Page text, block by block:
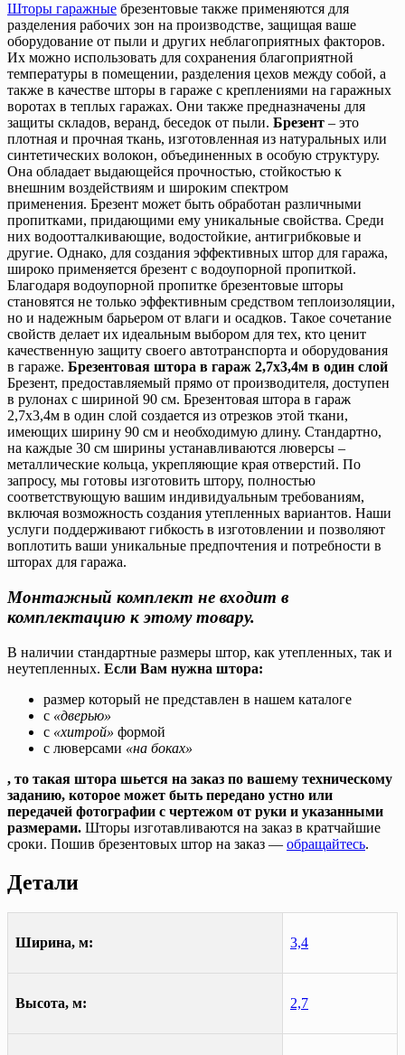
Шторы гаражные брезентовые также применяются для
разделения рабочих зон на производстве, защищая ваше
оборудование от пыли и других неблагоприятных факторов.
Их можно использовать для сохранения благоприятной
температуры в помещении, разделения цехов между собой, а
также в качестве шторы в гараже с креплениями на гаражных
воротах в теплых гаражах. Они также предназначены для
защиты складов, веранд, беседок от пыли. Брезент – это
плотная и прочная ткань, изготовленная из натуральных или
синтетических волокон, объединенных в особую структуру.
Она обладает выдающейся прочностью, стойкостью к
внешним воздействиям и широким спектром
применения. Брезент может быть обработан различными
пропитками, придающими ему уникальные свойства. Среди
них водоотталкивающие, водостойкие, антигрибковые и
другие. Однако, для создания эффективных штор для гаража,
широко применяется брезент с водоупорной пропиткой.
Благодаря водоупорной пропитке брезентовые шторы
становятся не только эффективным средством теплоизоляции,
но и надежным барьером от влаги и осадков. Такое сочетание
свойств делает их идеальным выбором для тех, кто ценит
качественную защиту своего автотранспорта и оборудования
в гараже. Брезентовая штора в гараж 2,7х3,4м в один слой
Брезент, предоставляемый прямо от производителя, доступен
в рулонах с шириной 90 см. Брезентовая штора в гараж
2,7х3,4м в один слой создается из отрезков этой ткани,
имеющих ширину 90 см и необходимую длину. Стандартно,
на каждые 30 см ширины устанавливаются люверсы –
металлические кольца, укрепляющие края отверстий. По
запросу, мы готовы изготовить штору, полностью
соответствующую вашим индивидуальным требованиям,
включая возможность создания утепленных вариантов. Наши
услуги поддерживают гибкость в изготовлении и позволяют
воплотить ваши уникальные предпочтения и потребности в
шторах для гаража.
Монтажный комплект не входит в
комплектацию к этому товару.
В наличии стандартные размеры штор, как утепленных, так и
неутепленных. Если Вам нужна штора:
размер который не представлен в нашем каталоге
с «дверью»
с «хитрой» формой
с люверсами «на боках»
, то такая штора шьется на заказ по вашему техническому
заданию, которое может быть передано устно или
передачей фотографии с чертежом от руки и указанными
размерами. Шторы изготавливаются на заказ в кратчайшие
сроки. Пошив брезентовых штор на заказ — обращайтесь.
Детали
Ширина, м: 3,4
Высота, м: 2,7